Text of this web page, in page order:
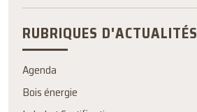
RUBRIQUES D'ACTUALITÉS
Agenda
Bois énergie